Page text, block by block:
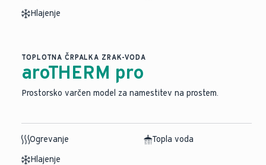
Hlajenje
TOPLOTNA ČRPALKA ZRAK-VODA
aroTHERM pro
Prostorsko varčen model za namestitev na prostem.
Ogrevanje
Topla voda
Hlajenje